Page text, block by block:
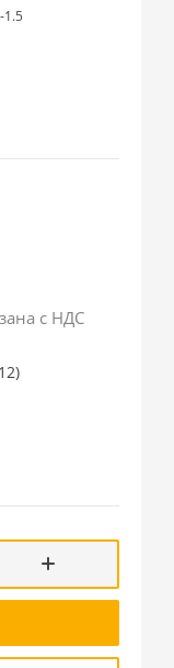
1.5
с НДС